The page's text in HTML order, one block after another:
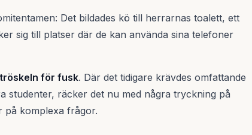
Det bildades kö till herrarnas toalett, ett
sig till platser där de kan använda sina telefoner
för fusk. Där det tidigare krävdes omfattande
studenter, räcker det nu med några tryckning på
på komplexa frågor.